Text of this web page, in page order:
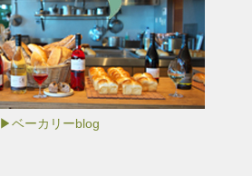
▶ベーカリーblog